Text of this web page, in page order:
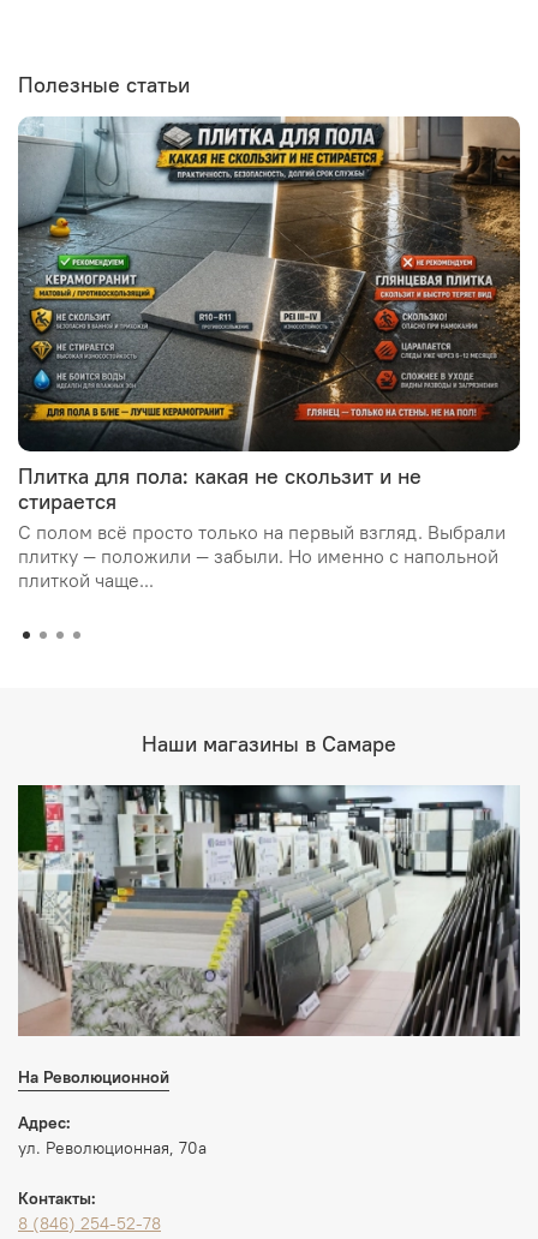
Полезные статьи
Плитка для пола: какая не скользит и не
стирается
С полом всё просто только на первый взгляд. Выбрали
плитку — положили — забыли. Но именно с напольной
плиткой чаще...
Наши магазины в Самаре
На Революционной
Адрес:
ул. Революционная, 70а
Контакты:
8 (846) 254-52-78